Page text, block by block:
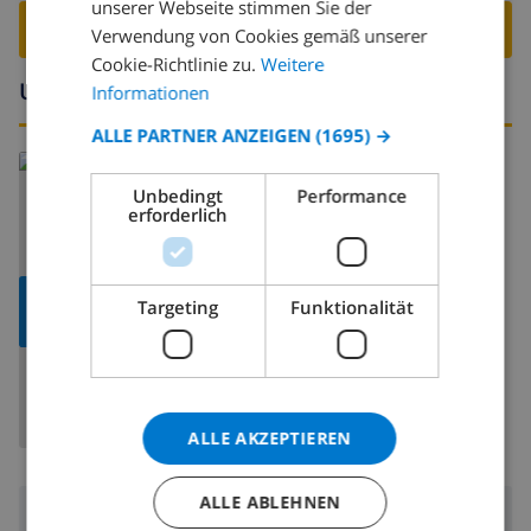
VILLA BUCHEN ›
Umgebung
Spanien Costa Blanca>Denia
Umgebung
SPANISH
GERMAN
ITALIAN
NORWEGIAN
unserer Webseite stimmen Sie der
Verwendung von Cookies gemäß unserer
Cookie-Richtlinie zu. Weitere
Informationen
ALLE PARTNER ANZEIGEN (1695) →
Unbedingt
erforderlich
Performance
Targeting Funktionalität
ALLE AKZEPTIEREN
ALLE ABLEHNEN